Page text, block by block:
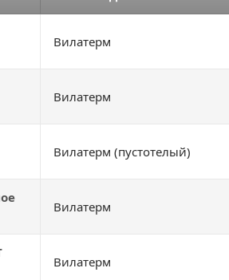
Вилатерм
Вилатерм
Вилатерм (пустотелый)
Вилатерм
Вилатерм